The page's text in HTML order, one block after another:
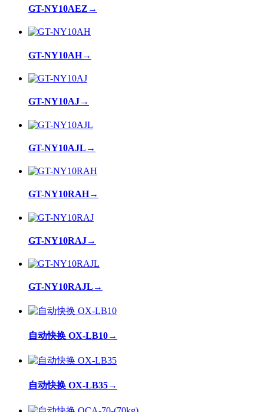
GT-NY10AEZ →
GT-NY10AH→
GT-NY10AJ→
GT-NY10AJL →
GT-NY10RAH→
GT-NY10RAJ→
GT-NY10RAJL →
自动快换 OX-LB10→
自动快换 OX-LB35→